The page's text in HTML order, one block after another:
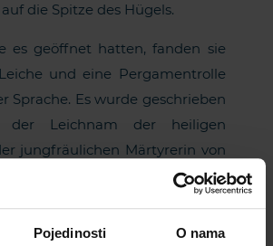
Pojedinosti O nama
die Spitze des Hügels.
es geöffnet hatten, fanden sie
und eine Pergamentrolle
Sprache. Es wurde geschrieben
Leichnam der heiligen
jungfräulichen Märtyrerin von
Seit diesem Tag wird der
Rovinj aufbewahrt und ist zu
geworden.